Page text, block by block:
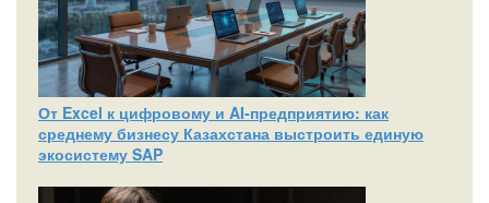
От Excel к цифровому и AI‑предприятию: как
среднему бизнесу Казахстана выстроить единую
экосистему SAP